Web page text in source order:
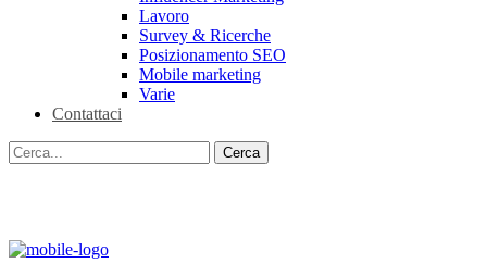
Lavoro
Survey & Ricerche
Posizionamento SEO
Mobile marketing
Varie
Contattaci